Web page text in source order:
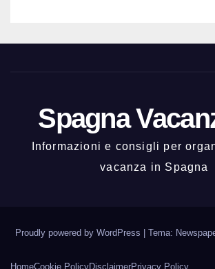
Spagna
Informazioni e consigli per
vacanza in Spagna
Proudly powered by WordPress Tema:
HomeCookie PolicyDisclaimerPrivacy Policy